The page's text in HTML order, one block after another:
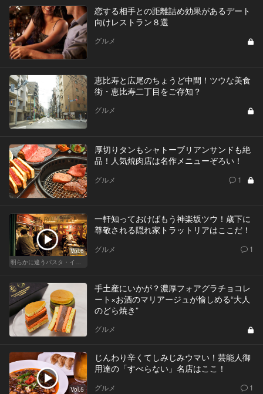
恋する相手との距離詰め効果があるデート
向けレストラン８選
グルメ
恵比寿と広尾のちょうど中間！ツウな美食
街・恵比寿二丁目をご存知？
グルメ
厚切りタンもシャトーブリアンサンドも絶
品！人気焼肉店は名作メニューぞろい！
グルメ 1
Vol.6
明らかに違うパスタ・イタリアン
一軒知っておけばもう神楽坂ツウ！歳下に
尊敬される隠れ家トラットリアはここだ！
グルメ 1
手土産にいかが？濃厚フォアグラチョコレ
ート×お酒のマリアージュが愉しめる“大人
のどら焼き”
グルメ
Vol.5
じんわり辛くてしみじみウマい！芸能人御
用達の「すべらない」名店はここ！
グルメ 1